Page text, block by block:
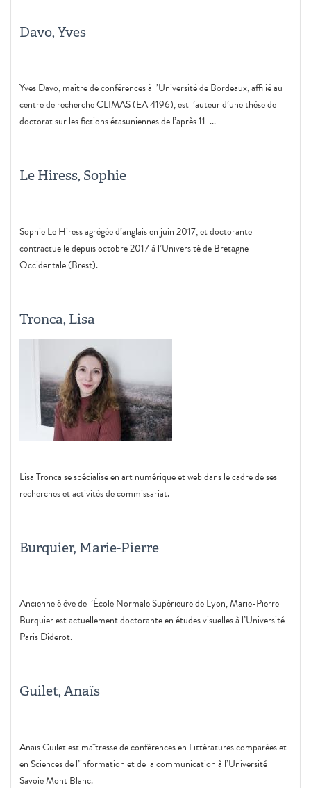
Davo, Yves
Yves Davo, maître de conférences à l’Université de Bordeaux, affilié au
centre de recherche CLIMAS (EA 4196), est l’auteur d’une thèse de
doctorat sur les fictions étasuniennes de l’après 11-...
Le Hiress, Sophie
Sophie Le Hiress agrégée d’anglais en juin 2017, et doctorante
contractuelle depuis octobre 2017 à l’Université de Bretagne
Occidentale (Brest).
Tronca, Lisa
Lisa Tronca se spécialise en art numérique et web dans le cadre de ses
recherches et activités de commissariat.
Burquier, Marie-Pierre
Ancienne élève de l’École Normale Supérieure de Lyon, Marie-Pierre
Burquier est actuellement doctorante en études visuelles à l’Université
Paris Diderot.
Guilet, Anaïs
Anaïs Guilet est maîtresse de conférences en Littératures comparées et
en Sciences de l’information et de la communication à l’Université
Savoie Mont Blanc.